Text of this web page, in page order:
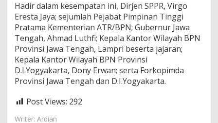
2
J
u
t
a
B
i
d
a
T
Hadir dalam kesempatan ini, Dirjen SPPR, Virgo
Eresta Jaya; sejumlah Pejabat Pimpinan Tinggi
Pratama Kementerian ATR/BPN; Gubernur Jawa
Tengah, Ahmad Luthfi; Kepala Kantor Wilayah BPN
Provinsi Jawa Tengah, Lampri beserta jajaran;
Kepala Kantor Wilayah BPN Provinsi
D.I.Yogyakarta, Dony Erwan; serta Forkopimda
Provinsi Jawa Tengah dan D.I.Yogyakarta.
Post Views: 292
Writer: Ardian